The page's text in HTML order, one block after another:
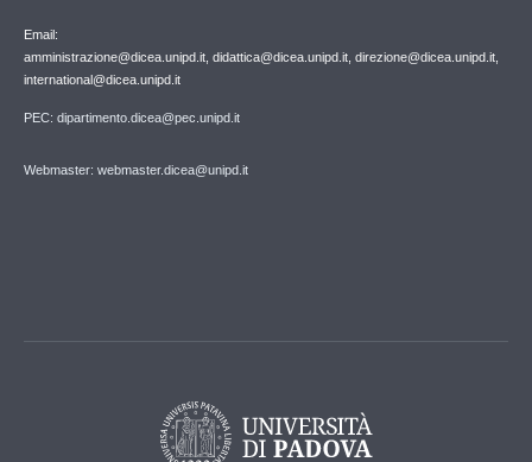
Email:
amministrazione@dicea.unipd.it, didattica@dicea.unipd.it, direzione@dicea.unipd.it,
international@dicea.unipd.it
PEC: dipartimento.dicea@pec.unipd.it
Webmaster: webmaster.dicea@unipd.it